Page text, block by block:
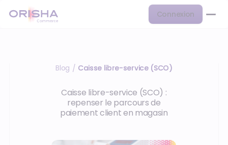
Connexion
Blog / Caisse libre-service (SCO)
Caisse libre-service (SCO) :
repenser le parcours de
paiement client en magasin